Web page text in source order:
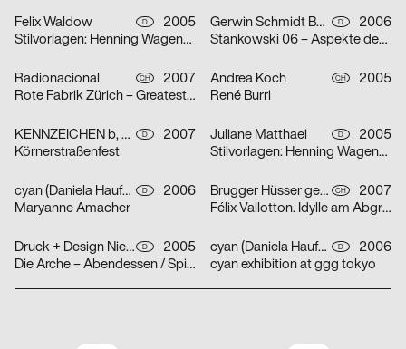
Felix Waldow D
2005
Stilvorlagen: Henning Wagenbreth
Gerwin Schmidt Büro für visuelle Gestaltung D
2006
Stankowski 06 – Aspekte des Gesamtwerks
Radionacional CH
2007
Rote Fabrik Zürich – Greatest Summer Resort
Andrea Koch CH
2005
René Burri
KENNZEICHEN b, Agentur für Markenkommunikation, Dirk Moll D
2007
Körnerstraßenfest
Juliane Matthaei D
2005
Stilvorlagen: Henning Wagenbreth
cyan (Daniela Haufe + Detlef Fiedler) D
2006
Maryanne Amacher
Brugger Hüsser gestalten CH
2007
Félix Vallotton. Idylle am Abgrund
Druck + Design Niehoff GmbH D
2005
Die Arche – Abendessen / Spielplatz
cyan (Daniela Haufe + Detlef Fiedler) D
2006
cyan exhibition at ggg tokyo